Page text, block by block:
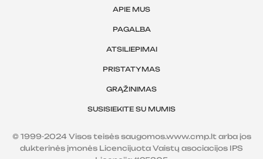
APIE MUS
PAGALBA
ATSILIEPIMAI
PRISTATYMAS
GRĄŽINIMAS
SUSISIEKITE SU MUMIS
© 1999-2024 Visos teisės saugomos.www.cmp.lt arba jos
dukterinės įmonės Licencijuota Vaistų asociacijos IPS